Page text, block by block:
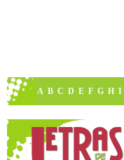
A B C D E F G H I